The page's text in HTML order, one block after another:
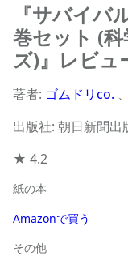
『サバイバ
巻セット (
ズ)』レビュ
著者: ゴムドリco. 、
出版社: 朝日新聞出
★ 4.2
紙の本
Amazonで買う
その他